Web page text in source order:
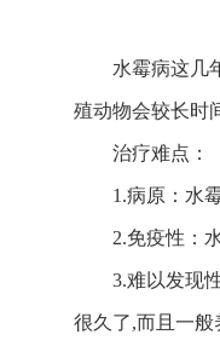
水霉病这几
殖动物会较长时
治疗难点：
1.病原：水
2.免疫性：
3.难以发现
很久了,而且一般